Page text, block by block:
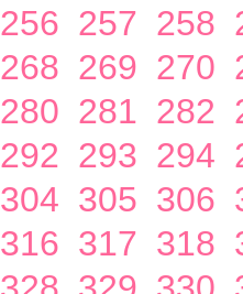
256 257 258
268 269 270
280 281 282
292 293 294
304 305 306
316 317 318